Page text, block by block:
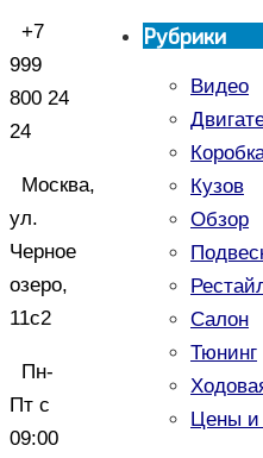
+7
999
800 24
24
Москва,
ул.
Черное
озеро,
11с2
Пн-
Пт с
09:00
Рубрики
Видео
Кузов
Обзор
Салон
Тюнинг
Цены и